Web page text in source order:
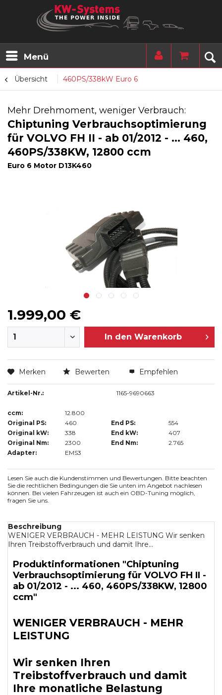
Menü
Übersicht 460PS/338kW Euro 6
Mehr Drehmoment, weniger Verbrauch:
Chiptuning Verbrauchsoptimierung
für VOLVO FH II - ab 01/2012 - ... 460,
460PS/338KW, 12800 ccm
Euro 6 Motor D13K460
1.999,00 €
In den Warenkorb
Merken Bewerten Empfehlen
Artikel-Nr.: 1165-9690663
ccm:
12.800
Original PS:
460 End PS:
554
Original kW:
338 End kW:
407
Original Nm:
2300 End Nm:
2.765
Adapter:
EMS3
Lesen Sie auch die Kundenstimmen und Bewertungen. Bitte beachten
Sie die rechtlichen Bedingungen die Sie unten im Angebot nachlesen
können. Bei vielen Fahrzeugen ist auch ein OBD-Tuning möglich,
fragen Sie uns.
Beschreibung
WENIGER VERBRAUCH - MEHR LEISTUNG Wir senken
Ihren Treibstoffverbrauch und damit Ihre...
Produktinformationen "Chiptuning
Verbrauchsoptimierung für VOLVO FH II -
ab 01/2012 - ... 460, 460PS/338KW, 12800
ccm"
WENIGER VERBRAUCH - MEHR
LEISTUNG
Wir senken Ihren
Treibstoffverbrauch und damit
Ihre monatliche Belastung